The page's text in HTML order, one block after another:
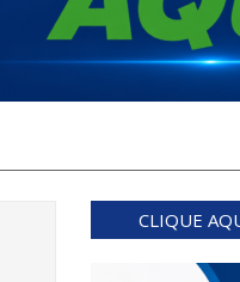
CLIQUE